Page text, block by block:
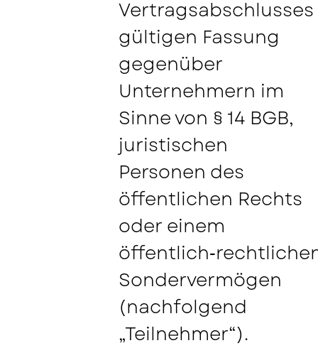
Vertragsabschlusses
gültigen Fassung
gegenüber
Unternehmern im
Sinne von § 14 BGB,
juristischen
Personen des
öffentlichen Rechts
oder einem
Sondervermögen
(nachfolgend
„Teilnehmer“).